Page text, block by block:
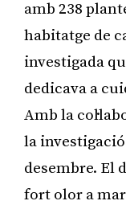
amb 238
habitatge de
investigada
dedicava a
Amb la
la
desembre. El
fort olor a